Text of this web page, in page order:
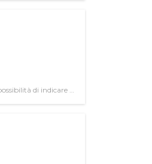
di indicare le